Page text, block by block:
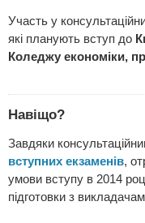
Участь у
які планують вступ до
Коледжу економіки,
Навіщо?
Завдяки
вступних екзаменів,
умови вступу в 2014
підготовки з